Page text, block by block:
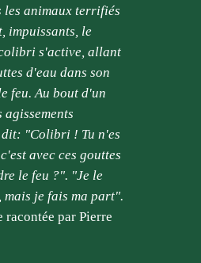
les animaux terrifiés
impuissants, le
s'active, allant
d'eau dans son
feu. Au bout d'un
agissements
"Colibri ! Tu n'es
avec ces gouttes
le feu ?". "Je le
je fais ma part".
racontée par Pierre